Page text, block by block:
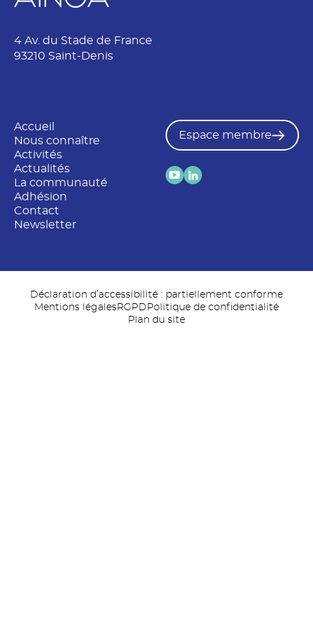
4 Av. du Stade de France
93210 Saint-Denis
Accueil
Nous connaître
Activités
Actualités
La communauté
Adhésion
Contact
Newsletter
Espace membre
Déclaration d’accessibilité : partiellement conforme
Mentions légalesRGPD Politique de confidentialité
Plan du site